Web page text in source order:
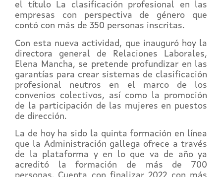
el título La clasificación profesional en las
empresas con perspectiva de género que
contó con más de 350 personas inscritas.
Con esta nueva actividad, que inauguró hoy la
directora general de Relaciones Laborales,
Elena Mancha, se pretende profundizar en las
garantías para crear sistemas de clasificación
profesional neutros en el marco de los
convenios colectivos, así como la promoción
de la participación de las mujeres en puestos
de dirección.
La de hoy ha sido la quinta formación en línea
que la Administración gallega ofrece a través
de la plataforma y en lo que va de año ya
acreditó la formación de más de 700